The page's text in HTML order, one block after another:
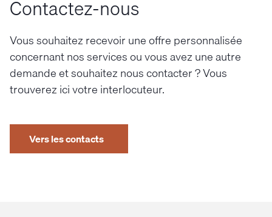
Contactez-nous
Vous souhaitez recevoir une offre personnalisée
concernant nos services ou vous avez une autre
demande et souhaitez nous contacter ? Vous
trouverez ici votre interlocuteur.
Vers les contacts